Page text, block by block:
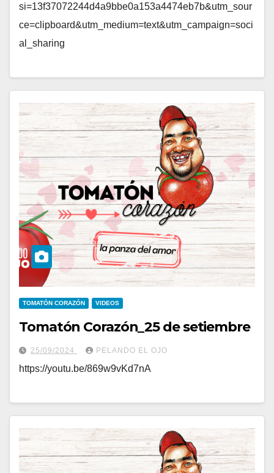
si=13f37072244d4a9bbe0a153a4474eb7b&utm_sour
ce=clipboard&utm_medium=text&utm_campaign=soci
al_sharing
TOMATÓN CORAZÓN VIDEOS
Tomatón Corazón_25 de setiembre
25/09/2024 PELANDO EL OJO
https://youtu.be/869w9vKd7nA